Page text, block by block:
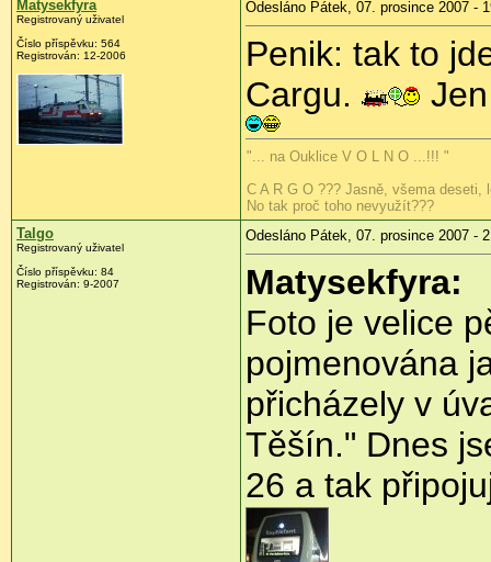
Matysekfyra
Registrovaný uživatel
Číslo příspěvku: 564
Registrován: 12-2006
Odesláno Pátek, 07. prosince 2007 -
Penik: tak to
Cargu.
"... na Ouklice V O L N O ...!!! "
C A R G O ??? Jasně, všema deseti,
No tak proč toho nevyužít???
Talgo
Registrovaný uživatel
Číslo příspěvku: 84
Registrován: 9-2007
Odesláno Pátek, 07. prosince 2007 -
Matysekfyra:
Foto je velice
pojmenována
přicházely v
Těšín." Dnes
26 a tak